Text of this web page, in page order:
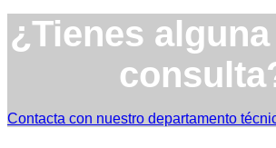
¿Tienes
Contacta con nuestro departamento